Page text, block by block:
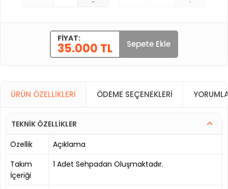
FIYAT:
35.000 TL Sepete Ekle
ÜRÜN ÖZELLIKLERI ÖDEME SEÇENEKLERI
TEKNİK ÖZELLİKLER
Özellik
Açıklama
Takım
İçeriği
1 Adet Sehpadan Oluşmaktadır.